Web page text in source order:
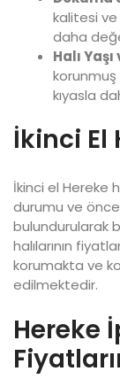
kalitesi ve
daha
Halı
korunmuş
kıyasla
İkinci El
İkinci el Hereke
durumu ve
bulundurularak
halılarının
korumakta ve
edilmektedir.
Hereke